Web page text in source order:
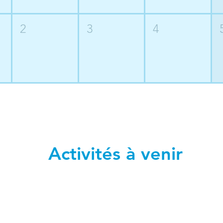
2 3 4
Activités à venir